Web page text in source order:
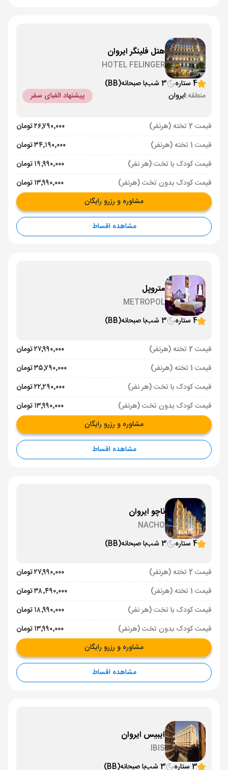
هتل فلینگر ایروان
HOTEL FELINGER
4 ستاره
3 شب با صبحانه(BB)
منطقه:ایروان پیشنهاد الفبای سفر
قیمت 2 تخته (هرنفر)
۲۶٬۷۹۰٬۰۰۰ تومان
قیمت 1 تخته (هرنفر)
۳۴٬۱۹۰٬۰۰۰ تومان
قیمت کودک با تخت (هر نفر)
۱۹٬۹۹۰٬۰۰۰ تومان
قیمت کودک بدون تخت (هرنفر)
۱۳٬۹۹۰٬۰۰۰ تومان
مشاوره و رزرو رایگان
مشاهده اقساط
متروپل
METROPOL
4 ستاره
3 شب با صبحانه(BB)
قیمت 2 تخته (هرنفر)
۲۷٬۹۹۰٬۰۰۰ تومان
قیمت 1 تخته (هرنفر)
۳۵٬۷۹۰٬۰۰۰ تومان
قیمت کودک با تخت (هر نفر)
۲۲٬۲۹۰٬۰۰۰ تومان
قیمت کودک بدون تخت (هرنفر)
۱۳٬۹۹۰٬۰۰۰ تومان
مشاوره و رزرو رایگان
مشاهده اقساط
ناچو ایروان
NACHO
4 ستاره
3 شب با صبحانه(BB)
قیمت 2 تخته (هرنفر)
۲۷٬۹۹۰٬۰۰۰ تومان
قیمت 1 تخته (هرنفر)
۳۸٬۴۹۰٬۰۰۰ تومان
قیمت کودک با تخت (هر نفر)
۱۸٬۹۹۰٬۰۰۰ تومان
قیمت کودک بدون تخت (هرنفر)
۱۳٬۹۹۰٬۰۰۰ تومان
مشاوره و رزرو رایگان
مشاهده اقساط
ایبیس ایروان
IBIS
3 ستاره
3 شب با صبحانه(BB)